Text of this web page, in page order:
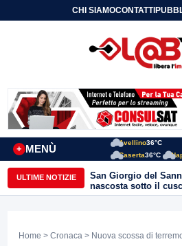
CHI SIAMOCONTATTI
MENÙ
+
Avellino36°C
Caserta36°C
ULTIME NOTIZIE
San Giorgio del
nascosta sotto il
51enne
Home > Cronaca > Nuova scossa di